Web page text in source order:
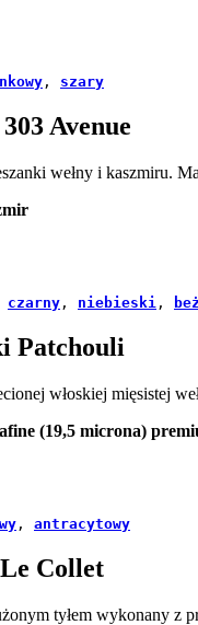
, szary
Avenue
wełny i kaszmiru.
czarny , niebieski ,
Patchouli
włoskiej mięsistej
(19,5 microna)
, antracytowy
Collet
tyłem wykonany z